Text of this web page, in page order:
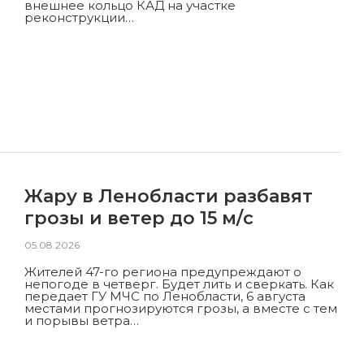
внешнее кольцо КАД на участке
реконструкции…
Жару в Ленобласти разбавят
грозы и ветер до 15 м/с
05.08.2026
Жителей 47-го региона предупреждают о
непогоде в четверг. Будет лить и сверкать. Как
передает ГУ МЧС по Ленобласти, 6 августа
местами прогнозируются грозы, а вместе с тем
и порывы ветра…